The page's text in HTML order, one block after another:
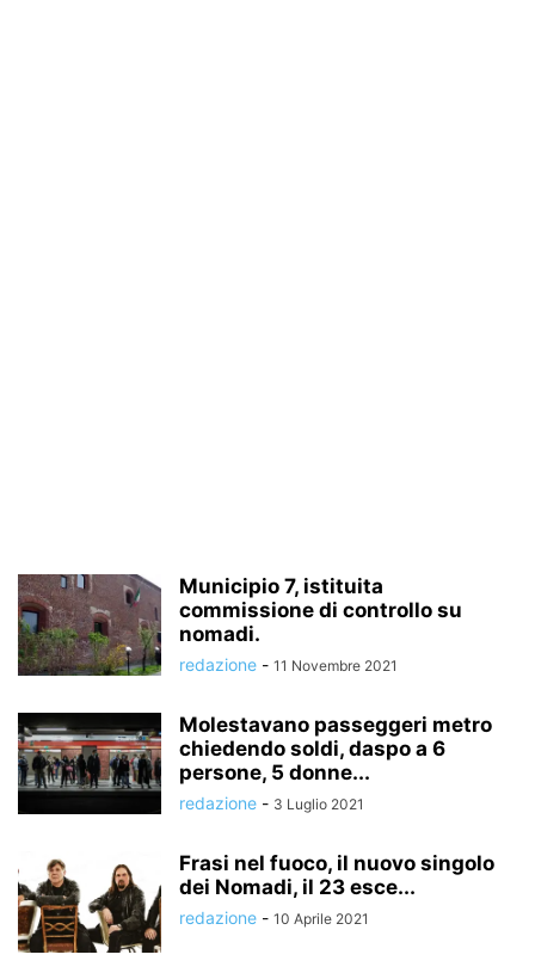
Municipio 7, istituita
commissione di controllo su
nomadi.
redazione - 11 Novembre 2021
Molestavano passeggeri metro
chiedendo soldi, daspo a 6
persone, 5 donne...
redazione - 3 Luglio 2021
Frasi nel fuoco, il nuovo singolo
dei Nomadi, il 23 esce...
redazione - 10 Aprile 2021